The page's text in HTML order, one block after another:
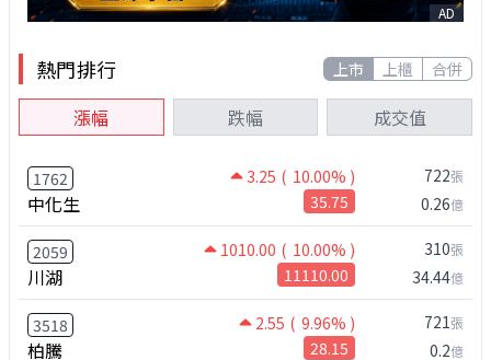
AD
熱門排行 上市 上櫃 合併
漲幅 跌幅 成交值
1762 3.25 ( 10.00% )
中化生 35.75
722張
0.26億
2059 1010.00 ( 10.00% )
川湖 11110.00
310張
34.44億
3518 2.55 ( 9.96% )
柏騰 28.15
721張
0.2億